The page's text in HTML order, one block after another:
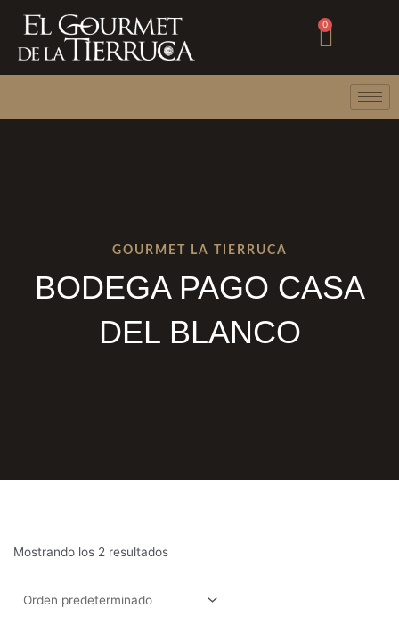
contenido
0
GOURMET LA TIERRUCA
BODEGA PAGO CASA
DEL BLANCO
Mostrando los 2 resultados